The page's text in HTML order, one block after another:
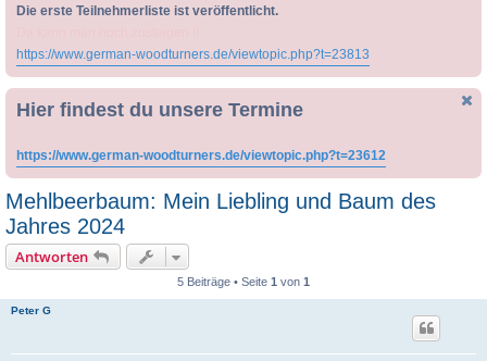
Die erste Teilnehmerliste ist veröffentlicht.
https://www.german-woodturners.de/viewtopic.php?t=23813
Hier findest du unsere Termine
https://www.german-woodturners.de/viewtopic.php?t=23612
Mehlbeerbaum: Mein Liebling und Baum des
Jahres 2024
Antworten
5 Beiträge • Seite 1 von 1
Peter G